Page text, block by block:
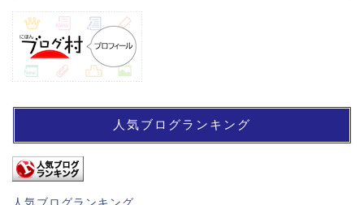
人気ブログランキング